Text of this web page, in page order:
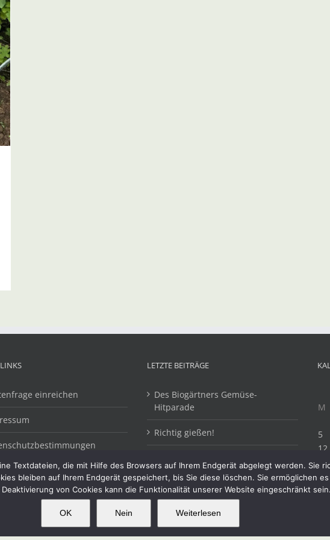
einreichen
LETZTE BEITRÄGE
Des Biogärtners Gemüse-
Hitparade
Richtig gießen!
M
5
12
19
26
«
This website uses cookies and third party services.
Textdateien, die mit Hilfe des Browsers auf Ihrem Endgerät abgelegt werden. Sie
bleiben auf Ihrem Endgerät gespeichert, bis Sie diese löschen. Sie ermöglichen
von Cookies kann die Funktionalität unserer Website eingeschränkt sein.
OK Nein Weiterlesen